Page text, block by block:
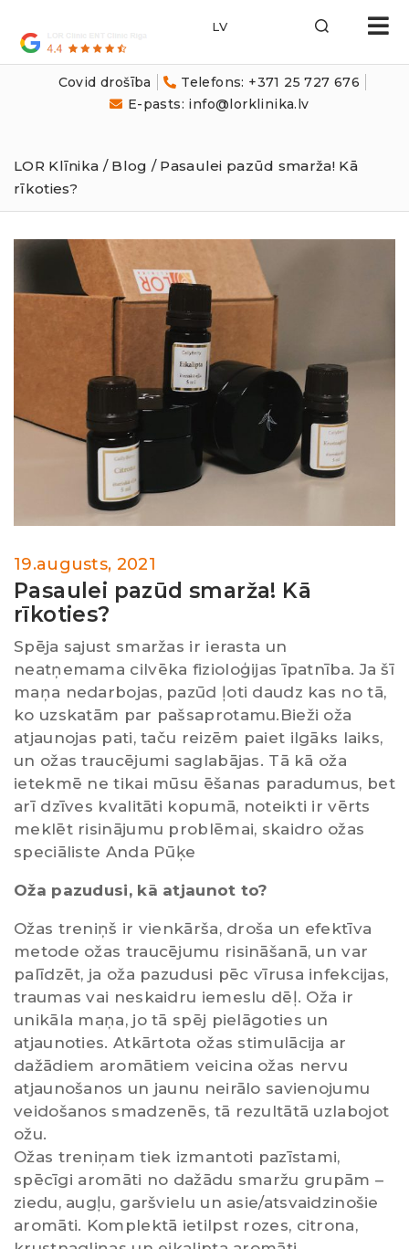
Covid drošība
Telefons: +371 25 727 676
E-pasts: info@lorklinika.lv
LOR
Klīnika
LOR Klīnika / Blog / Pasaulei pazūd smarža! Kā
rīkoties?
19.augusts, 2021
Pasaulei pazūd smarža! Kā
rīkoties?
Spēja sajust smaržas ir ierasta un
neatņemama cilvēka fizioloģijas īpatnība. Ja šī
maņa nedarbojas, pazūd ļoti daudz kas no tā,
ko uzskatām par pašsaprotamu.Bieži oža
atjaunojas pati, taču reizēm paiet ilgāks laiks,
un ožas traucējumi saglabājas. Tā kā oža
ietekmē ne tikai mūsu ēšanas paradumus, bet
arī dzīves kvalitāti kopumā, noteikti ir vērts
meklēt risinājumu problēmai, skaidro ožas
speciāliste Anda Pūķe
Oža pazudusi, kā atjaunot to?
Ožas treniņš ir vienkārša, droša un efektīva
metode ožas traucējumu risināšanā, un var
palīdzēt, ja oža pazudusi pēc vīrusa infekcijas,
traumas vai neskaidru iemeslu dēļ. Oža ir
unikāla maņa, jo tā spēj pielāgoties un
atjaunoties. Atkārtota ožas stimulācija ar
dažādiem aromātiem veicina ožas nervu
atjaunošanos un jaunu neirālo savienojumu
veidošanos smadzenēs, tā rezultātā uzlabojot
ožu.
Ožas treniņam tiek izmantoti pazīstami,
spēcīgi aromāti no dažādu smaržu grupām –
ziedu, augļu, garšvielu un asie/atsvaidzinošie
aromāti. Komplektā ietilpst rozes, citrona,